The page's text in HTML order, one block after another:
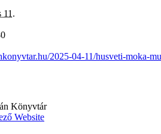
11.
2025-04-11/husveti-moka-
Könyvtár
Website